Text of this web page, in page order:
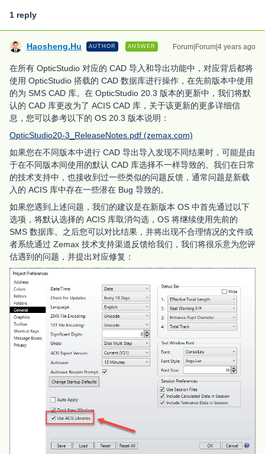
1 reply
Haosheng.Hu AUTHOR ANSWER Forum|Forum|4 years ago
在所有 OpticStudio 对应的 CAD 导入和导出功能中，对应背后都将
使用 OpticStudio 搭载的 CAD 数据库进行操作，在先前版本中使用
的为 SMS CAD 库。在 OpticStudio 20.3 版本的更新中，我们将默
认的 CAD 库更改为了 ACIS CAD 库，关于该更新的更多详细信
息，您可以参考以下的 OS 20.3 版本说明：
OpticStudio20-3_ReleaseNotes.pdf (zemax.com)
如果您在不同版本中进行 CAD 导出导入发现不同结果时，可能是由
于在不同版本间使用的默认 CAD 库选择不一样导致的。我们在日常
的技术支持中，也接收到过一些类似的问题反馈，通常问题是新载
入的 ACIS 库中存在一些潜在 Bug 导致的。
如果您遇到上述问题，我们的建议是在新版本 OS 中首先通过以下
选项，将默认选择的 ACIS 库取消勾选，OS 将继续使用先前的
SMS 数据库。之后您可以对比结果，并将出现不合理情况的文件或
者系统通过 Zemax 技术支持渠道反馈给我们，我们将很乐意为您评
估遇到的问题，并提出对应修复：